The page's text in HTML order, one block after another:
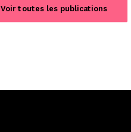
Voir toutes les publications